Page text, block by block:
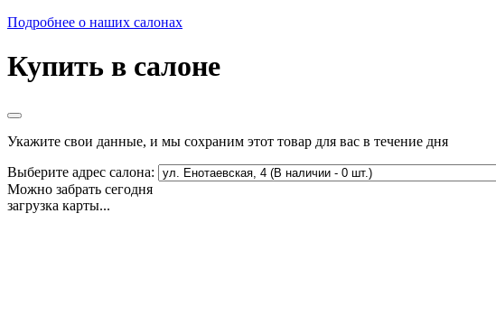
Подробнее о наших салонах
Купить в салоне
Укажите свои данные, и мы сохраним этот товар для вас в течение дня
Выберите адрес салона:
Можно забрать сегодня
загрузка карты...